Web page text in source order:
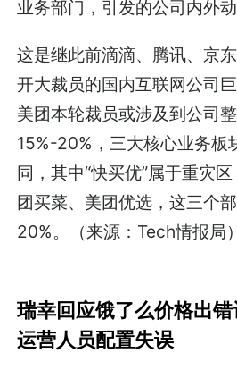
业务部门，引发的公司内外动
这是继此前滴滴、腾讯、京
开大裁员的国内互联网公司
美团本轮裁员或涉及到公司
15%-20%，三大核心业务板
同，其中“快买优”属于重灾
团买菜、美团优选，这三个
20%。（来源：Tech情报局）
瑞幸回应饿了么价格出
运营人员配置失误